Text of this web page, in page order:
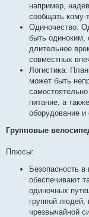
например,
сообщать кому-
Одиночество:
быть одиноким,
длительное
совместных
Логистика:
может быть
питание, а
оборудование и
Групповые
Плюсы:
Безопасность
обеспечивают
одиночных
группой людей,
чрезвычайной